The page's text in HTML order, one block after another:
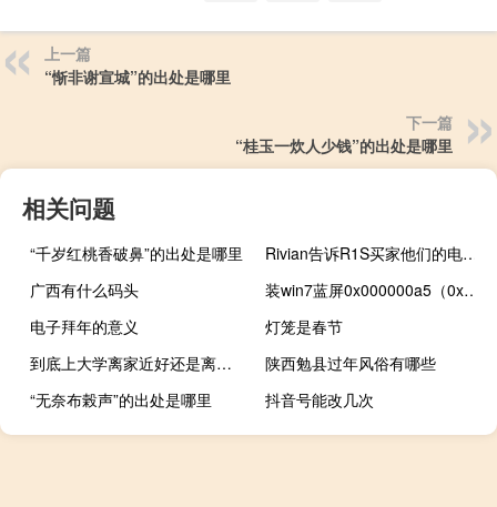
上一篇
“惭非谢宣城”的出处是哪里
下一篇
“桂玉一炊人少钱”的出处是哪里
相关问题
“千岁红桃香破鼻”的出处是哪里
Rivian告诉R1S买家他们的电动SUV何时到货
广西有什么码头
装win7蓝屏0x000000a5（0x000000a5）
电子拜年的意义
灯笼是春节
到底上大学离家近好还是离家远好
陕西勉县过年风俗有哪些
“无奈布榖声”的出处是哪里
抖音号能改几次